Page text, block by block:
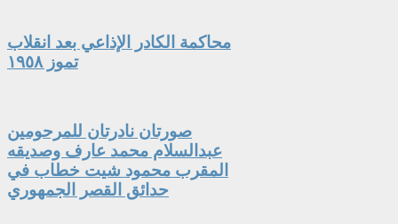
محاكمة الكادر الإذاعي بعد انقلاب
تموز ١٩٥٨
صورتان نادرتان للمرحومين
عبدالسلام محمد عارف وصديقه
المقرب محمود شيت خطاب في
حدائق القصر الجمهوري